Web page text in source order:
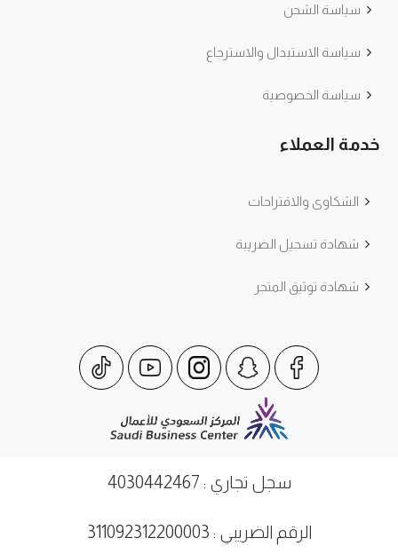
سياسة الشحن
سياسة الاستبدال والاسترجاع
سياسة الخصوصية
خدمة العملاء
الشكاوى والاقتراحات
شهادة تسجيل الضريبة
شهادة توثيق المتجر
سجل تجاري : 4030442467
الرقم الضريبي : 311092312200003